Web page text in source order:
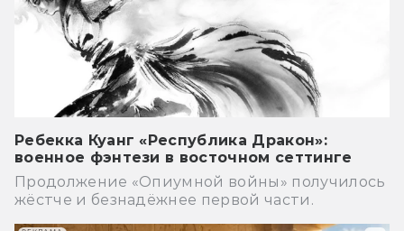
Ребекка Куанг «Республика Дракон»:
военное фэнтези в восточном сеттинге
Продолжение «Опиумной войны» получилось
жёстче и безнадёжнее первой части.